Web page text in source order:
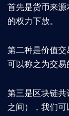
首先是货币来
的权力下放。
第二种是价值
可以称之为交易
第三是区块链
之间），我们可